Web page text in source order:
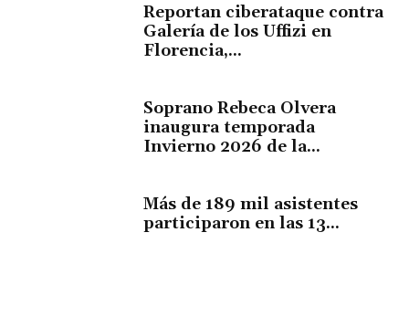
Reportan ciberataque contra
Galería de los Uffizi en
Florencia,...
Soprano Rebeca Olvera
inaugura temporada
Invierno 2026 de la...
Más de 189 mil asistentes
participaron en las 13...